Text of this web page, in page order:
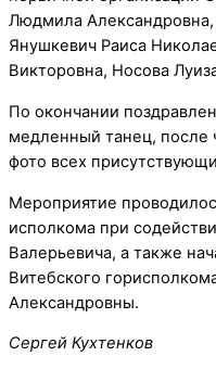
Людмила
Янушкевич Раиса
Викторовна, Носова
По окончании
медленный танец,
фото всех
Мероприятие
исполкома при
Валерьевича, а также
Витебского
Александровны.
Сергей Кухтенков